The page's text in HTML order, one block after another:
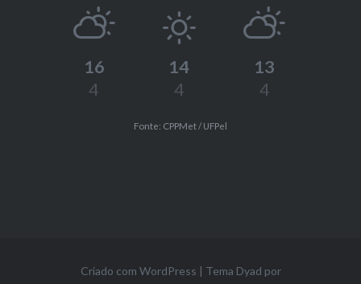
16
4
14
4
13
4
Fonte: CPPMet / UFPel
Criado com WordPress | Tema Dyad por